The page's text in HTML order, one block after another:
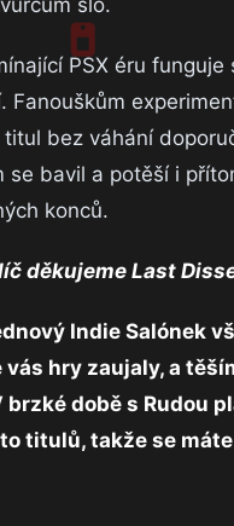
PSX éru funguje
Fanouškům
bez váhání
se bavil a potěší i
konců.
děkujeme Last
Indie Salónek
vás hry zaujaly, a
brzké době s Rudou
titulů, takže se